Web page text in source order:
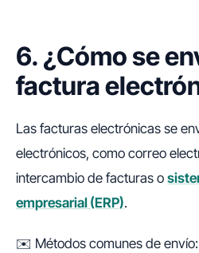
6. ¿Cómo se
factura
Las facturas electrónicas se
electrónicos, como correo
intercambio de facturas o
empresarial (ERP).
✉️ Métodos comunes de envío: